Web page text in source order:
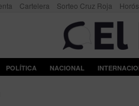
Cartelera Sorteo Cruz Roja
POLÍTICA NACIONAL